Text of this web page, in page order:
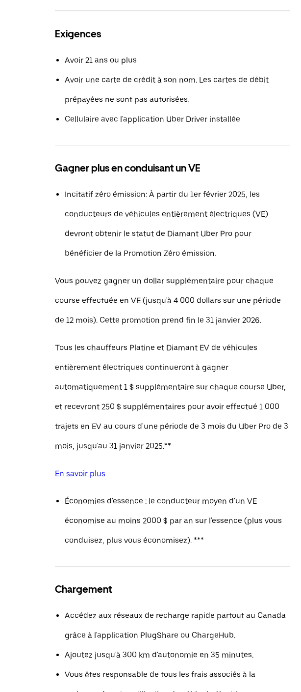
Exigences
Avoir 21 ans ou plus
Avoir une carte de crédit à son nom. Les cartes de débit
prépayées ne sont pas autorisées.
Cellulaire avec l'application Uber Driver installée
Gagner plus en conduisant un VE
Incitatif zéro émission: À partir du 1er février 2025, les
conducteurs de véhicules entièrement électriques (VE)
devront obtenir le statut de Diamant Uber Pro pour
bénéficier de la Promotion Zéro émission.
Vous pouvez gagner un dollar supplémentaire pour chaque
course effectuée en VE (jusqu'à 4 000 dollars sur une période
de 12 mois). Cette promotion prend fin le 31 janvier 2026.
Tous les chauffeurs Platine et Diamant EV de véhicules
entièrement électriques continueront à gagner
automatiquement 1 $ supplémentaire sur chaque course Uber,
et recevront 250 $ supplémentaires pour avoir effectué 1 000
trajets en EV au cours d'une période de 3 mois du Uber Pro de 3
mois, jusqu'au 31 janvier 2025.**
En savoir plus
Économies d'essence : le conducteur moyen d'un VE
économise au moins 2000 $ par an sur l'essence (plus vous
conduisez, plus vous économisez). ***
Chargement
Accédez aux réseaux de recharge rapide partout au Canada
grâce à l'application PlugShare ou ChargeHub.
Ajoutez jusqu'à 300 km d'autonomie en 35 minutes.
Vous êtes responsable de tous les frais associés à la